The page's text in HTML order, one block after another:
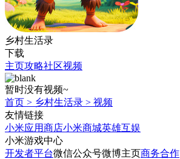
乡村生活录
下载
主页攻略社区视频
暂时没有视频~
首页 > 乡村生活录 > 视频
友情链接
小米应用商店小米商城英雄互娱
小米游戏中心
开发者平台微信公众号微博主页商务合作